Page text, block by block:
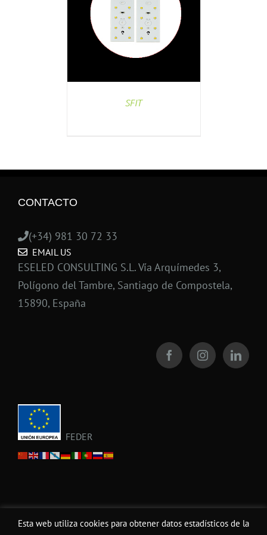
SFIT
CONTACTO
(+34) 981 30 72 33
EMAIL US
ESELED CONSULTING S.L. Vía Arquímedes 3,
Polígono del Tambre, Santiago de Compostela,
15890, España
FEDER
Esta web utiliza cookies para obtener datos estadísticos de la